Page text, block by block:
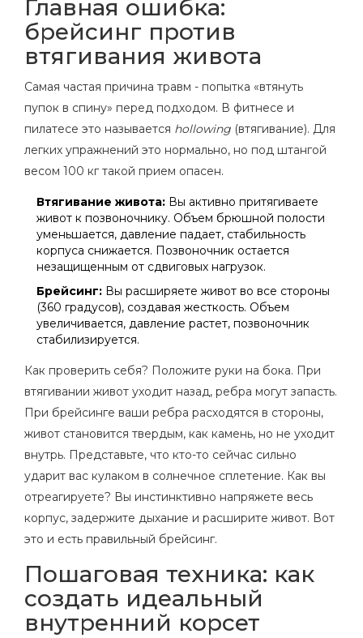
Главная ошибка:
брейсинг против
втягивания живота
Самая частая причина травм - попытка «втянуть
пупок в спину» перед подходом. В фитнесе и
пилатесе это называется hollowing (втягивание). Для
легких упражнений это нормально, но под штангой
весом 100 кг такой прием опасен.
Втягивание живота: Вы активно притягиваете
живот к позвоночнику. Объем брюшной полости
уменьшается, давление падает, стабильность
корпуса снижается. Позвоночник остается
незащищенным от сдвиговых нагрузок.
Брейсинг: Вы расширяете живот во все стороны
(360 градусов), создавая жесткость. Объем
увеличивается, давление растет, позвоночник
стабилизируется.
Как проверить себя? Положите руки на бока. При
втягивании живот уходит назад, ребра могут запасть.
При брейсинге ваши ребра расходятся в стороны,
живот становится твердым, как камень, но не уходит
внутрь. Представьте, что кто-то сейчас сильно
ударит вас кулаком в солнечное сплетение. Как вы
отреагируете? Вы инстинктивно напряжете весь
корпус, задержите дыхание и расширите живот. Вот
это и есть правильный брейсинг.
Пошаговая техника: как
создать идеальный
внутренний корсет